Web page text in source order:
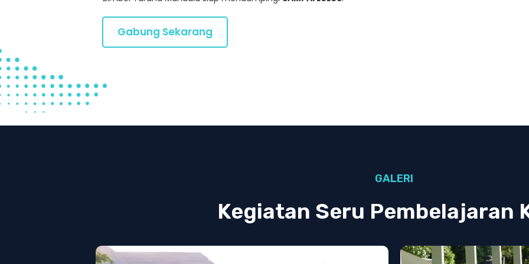
Gabung Sekarang
GALERI
Kegiatan Seru Pembelajaran